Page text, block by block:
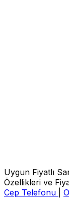
Uygun Fiyatlı
Özellikleri ve
Cep Telefonu